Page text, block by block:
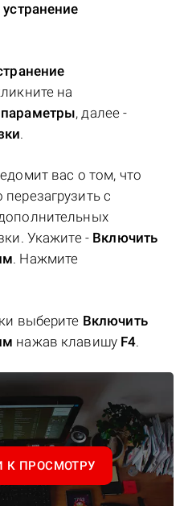
на
, далее -
.
вас о том, что
с
Укажите - Включить
. Нажмите
выберите Включить
нажав клавишу F4.
К ПРОСМОТРУ